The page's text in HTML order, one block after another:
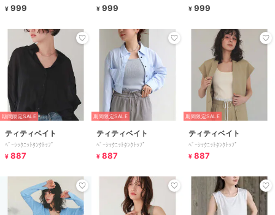
¥ 999
¥ 999
¥ 999
期間限定SALE
ティティベイト
ﾍﾞｰｼｯｸﾆｯﾄﾀﾝｸﾄｯﾌﾟ
¥ 887
期間限定SALE
ティティベイト
ﾍﾞｰｼｯｸﾆｯﾄﾀﾝｸﾄｯﾌﾟ
¥ 887
期間限定SALE
ティティベイト
ﾍﾞｰｼｯｸﾆｯﾄﾀﾝｸﾄｯﾌﾟ
¥ 887